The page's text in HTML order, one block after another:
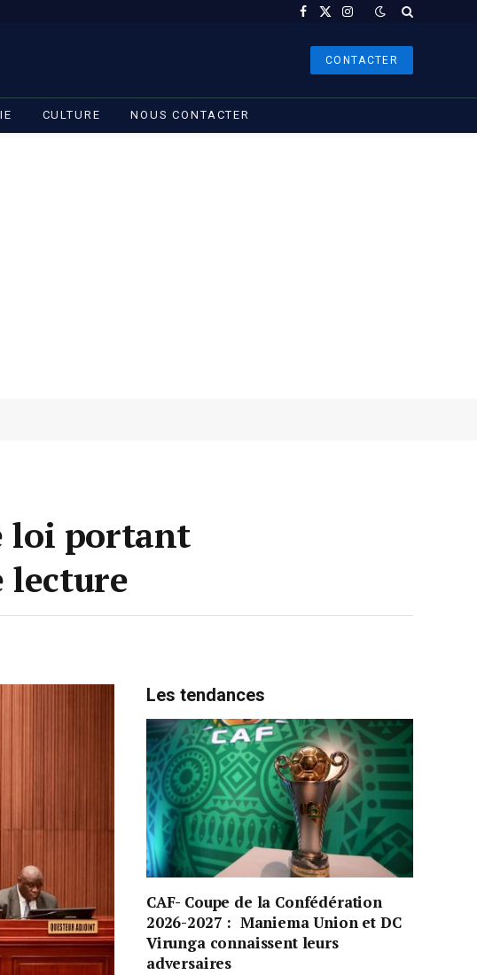
Facebook
X
Instagram
CONTACTER
CULTURE NOUS CONTACTER
loi portant
lecture
Les tendances
CAF- Coupe de la Confédération
2026-2027 : Maniema Union et DC
Virunga connaissent leurs
adversaires